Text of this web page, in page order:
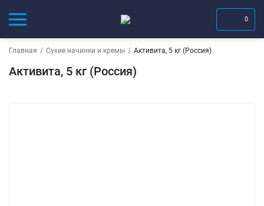
0
Главная / Сухие начинки и кремы / Активита, 5 кг (Россия)
Активита, 5 кг (Россия)